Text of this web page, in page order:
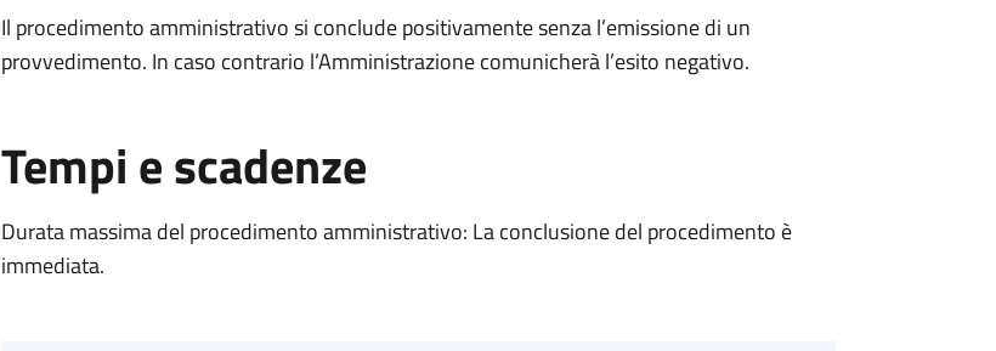
Il procedimento amministrativo si conclude positivamente senza l’emissione di un
provvedimento. In caso contrario l’Amministrazione comunicherà l’esito negativo.
Tempi e scadenze
Durata massima del procedimento amministrativo: La conclusione del procedimento è
immediata.